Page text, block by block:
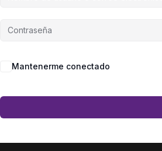
Mantenerme conectado